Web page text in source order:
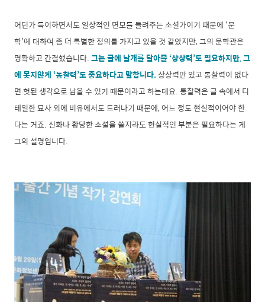
어딘가 특이하면서도 일상적인 면모를 들려주는 소설가이기 때문에 ‘문
학’에 대하여 좀 더 특별한 정의를 가지고 있을 것 같았지만, 그의 문학관은
명확하고 간결했습니다.그는 글에 날개를 달아줄 ‘상상력’도 필요하지만, 그
에 못지않게 ‘통찰력’도 중요하다고 말합니다.상상력만 있고 통찰력이 없다
면 헛된 생각으로 남을 수 있기 때문이라고 하는데요. 통찰력은 글 속에서 디
테일한 묘사 외에 비유에서도 드러나기 때문에, 어느 정도 현실적이어야 한
다는 거죠. 신화나 황당한 소설을 쓸지라도 현실적인 부분은 필요하다는 게
그의 설명입니다.